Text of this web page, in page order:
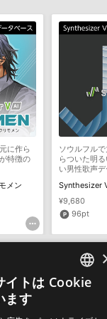
(Intel CPU)
(ARM)
（Intel Core シリーズ
奨）またはApple M1
レージ空き容量（歌声デ
メモリ
ディスプレイ解像度
イス／インターネット
は、該当する製品のご購
、該当する製品をご購入
のFAQ一覧
に作ら
特徴の
メン
ソウルフル
らついた明
い男性歌声
Synthesizer
¥9,680
96pt
ENGLISH
イトは Cookie
ます